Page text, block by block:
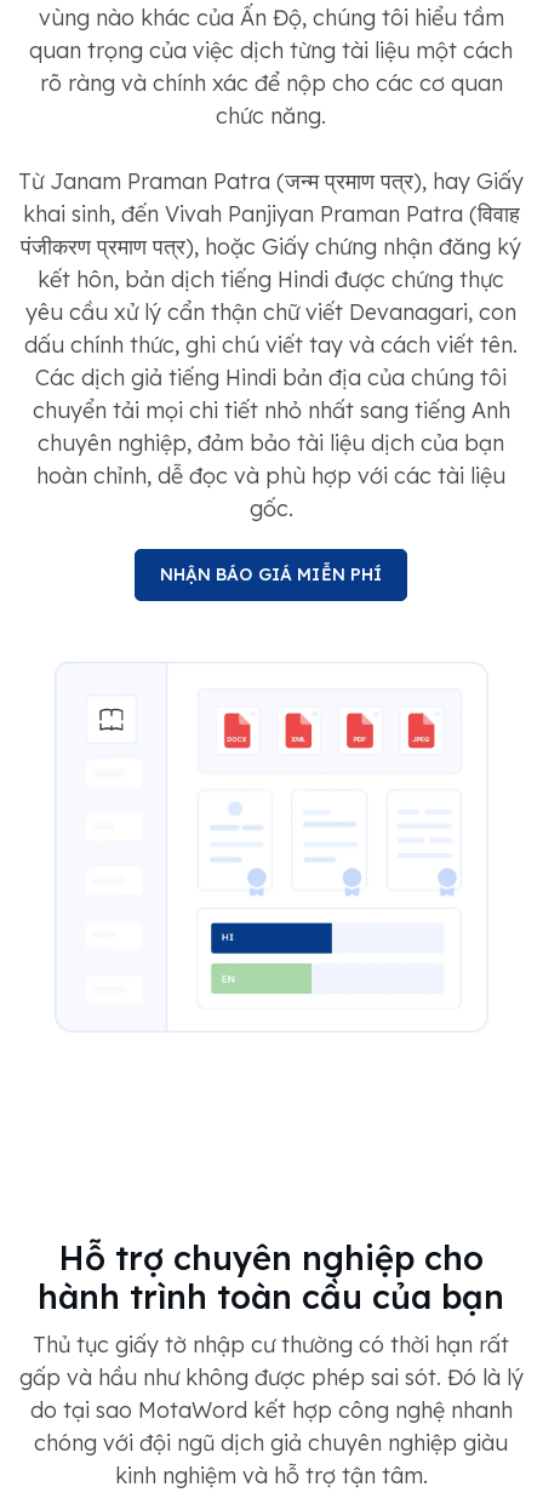
vùng nào khác của Ấn Độ, chúng tôi hiểu tầm
quan trọng của việc dịch từng tài liệu một cách
rõ ràng và chính xác để nộp cho các cơ quan
chức năng.
Từ Janam Praman Patra (जन्म प्रमाण पत्र), hay Giấy
khai sinh, đến Vivah Panjiyan Praman Patra (विवाह
पंजीकरण प्रमाण पत्र), hoặc Giấy chứng nhận đăng ký
kết hôn, bản dịch tiếng Hindi được chứng thực
yêu cầu xử lý cẩn thận chữ viết Devanagari, con
dấu chính thức, ghi chú viết tay và cách viết tên.
Các dịch giả tiếng Hindi bản địa của chúng tôi
chuyển tải mọi chi tiết nhỏ nhất sang tiếng Anh
chuyên nghiệp, đảm bảo tài liệu dịch của bạn
hoàn chỉnh, dễ đọc và phù hợp với các tài liệu
gốc.
NHẬN BÁO GIÁ MIỄN PHÍ
Hỗ trợ chuyên nghiệp cho
hành trình toàn cầu của bạn
Thủ tục giấy tờ nhập cư thường có thời hạn rất
gấp và hầu như không được phép sai sót. Đó là lý
do tại sao MotaWord kết hợp công nghệ nhanh
chóng với đội ngũ dịch giả chuyên nghiệp giàu
kinh nghiệm và hỗ trợ tận tâm.